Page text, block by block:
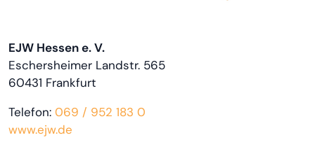
EJW Hessen e. V.
Eschersheimer Landstr. 565
60431 Frankfurt
Telefon: 069 / 952 183 0
www.ejw.de